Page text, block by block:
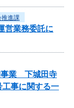
推進課
営業務委託に
事業 下城田寺
事に関する一